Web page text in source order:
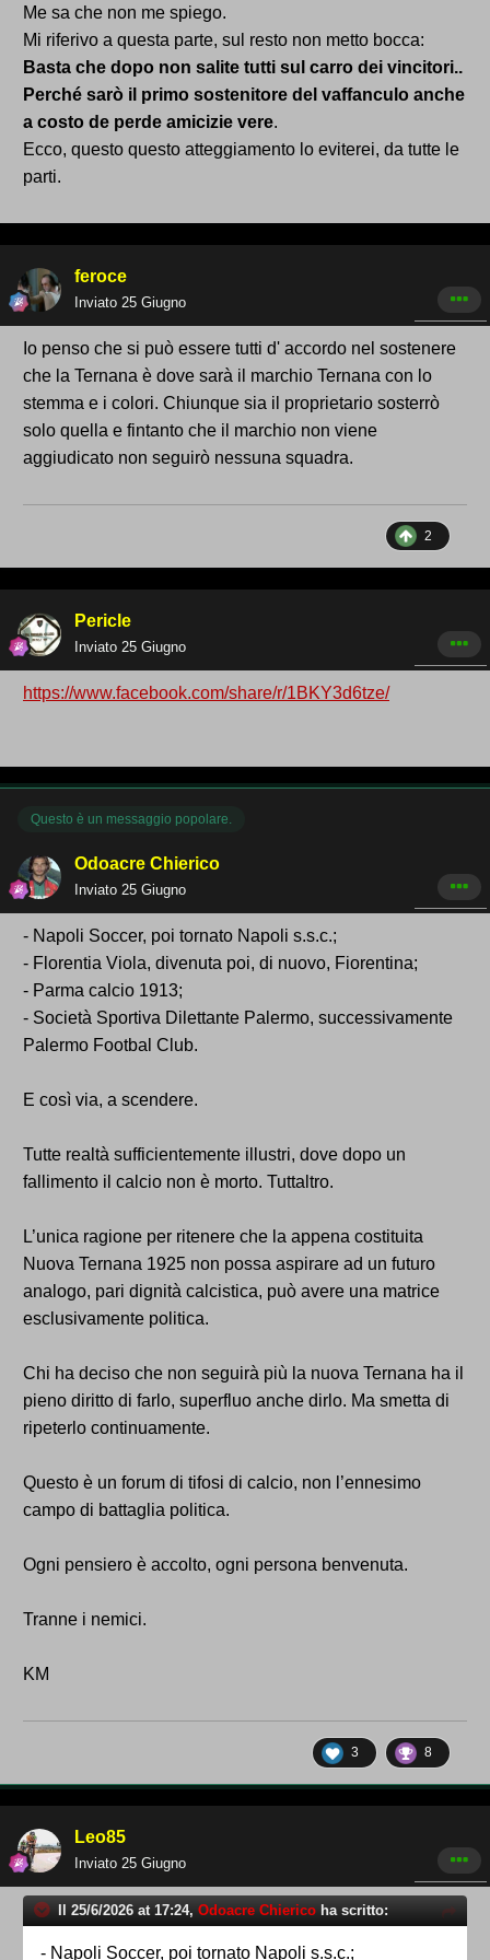
Me sa che non me spiego.
Mi riferivo a questa parte, sul resto non metto bocca:
Basta che dopo non salite tutti sul carro dei vincitori..
Perché sarò il primo sostenitore del vaffanculo anche
a costo de perde amicizie vere.
Ecco, questo questo atteggiamento lo eviterei, da tutte le
parti.
feroce
Inviato 25 Giugno
Io penso che si può essere tutti d' accordo nel sostenere
che la Ternana è dove sarà il marchio Ternana con lo
stemma e i colori. Chiunque sia il proprietario sosterrò
solo quella e fintanto che il marchio non viene
aggiudicato non seguirò nessuna squadra.
2
Pericle
Inviato 25 Giugno
https://www.facebook.com/share/r/1BKY3d6tze/
Questo è un messaggio popolare.
Odoacre Chierico
Inviato 25 Giugno
- Napoli Soccer, poi tornato Napoli s.s.c.;
- Florentia Viola, divenuta poi, di nuovo, Fiorentina;
- Parma calcio 1913;
- Società Sportiva Dilettante Palermo, successivamente
Palermo Footbal Club.
E così via, a scendere.
Tutte realtà sufficientemente illustri, dove dopo un
fallimento il calcio non è morto. Tuttaltro.
L’unica ragione per ritenere che la appena costituita
Nuova Ternana 1925 non possa aspirare ad un futuro
analogo, pari dignità calcistica, può avere una matrice
esclusivamente politica.
Chi ha deciso che non seguirà più la nuova Ternana ha il
pieno diritto di farlo, superfluo anche dirlo. Ma smetta di
ripeterlo continuamente.
Questo è un forum di tifosi di calcio, non l’ennesimo
campo di battaglia politica.
Ogni pensiero è accolto, ogni persona benvenuta.
Tranne i nemici.
KM
3 8
Leo85
Inviato 25 Giugno
Il 25/6/2026 at 17:24, Odoacre Chierico ha scritto:
- Napoli Soccer, poi tornato Napoli s.s.c.;